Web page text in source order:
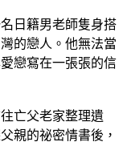
日籍男老師隻身搭
的戀人。他無法當
戀寫在一張張的信
亡父老家整理遺
親的祕密情書後，